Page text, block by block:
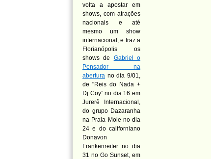
volta a apostar em
shows, com atrações
nacionais e até
mesmo um show
internacional, e traz a
Florianópolis os
shows de Gabriel o
Pensador na
abertura no dia 9/01,
de "Reis do Nada +
Dj Coy” no dia 16 em
Jurerê Internacional,
do grupo Dazaranha
na Praia Mole no dia
24 e do californiano
Donavon
Frankenreiter no dia
31 no Go Sunset, em